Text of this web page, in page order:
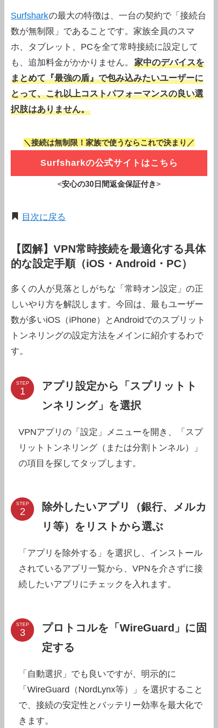
Surfsharkの最大の特徴は、一台の契約で「接続台
数が無制限」であることです。家族全員のスマ
ホ、タブレット、PCを全て常時接続に設定して
も、追加料金がかかりません。家中のデバイスを
まとめて『最強の盾』で包み込みたいユーザーに
とって、これ以上コストパフォーマンスの良い選
択肢はありません。
＼接続は無制限！家族で使うならこれで決まり／
Surfsharkの公式サイトはこちら
<安心の30日間返金保証付き>
目次に戻る
【図解】VPN常時接続を最適化する具体
的な設定手順（iOS・Android・PC）
多くの人が見落としがちな「常時オン設定」の正
しいやり方を解説します。今回は、最もユーザー
数が多いiOS（iPhone）とAndroidでのスプリット
トンネリングの設定方法をメインに紹介するわで
す。
STEP
アプリ設定から「スプリットト
ンネリング」を選択
VPNアプリの「設定」メニューを開き、「スプ
リットトンネリング（または分割トンネル）」
の項目を探してタップします。
STEP
除外したいアプリ（銀行、メルカ
リ等）をリストから選ぶ
「アプリを除外する」を選択し、インストール
されているアプリ一覧から、VPNを介さずに接
続したいアプリにチェックを入れます。
STEP
プロトコルを「WireGuard」に固
定する
「自動選択」でも良いですが、明示的に
「WireGuard（NordLynx等）」を選択すること
で、接続の安定性とバッテリー効率を最大化で
きます。